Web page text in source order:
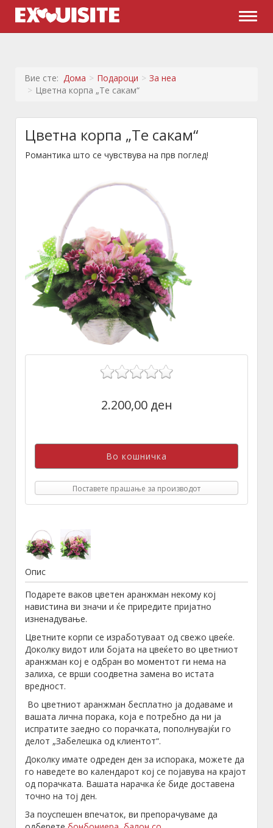
Вие сте: Дома Подароци
За неа
Цветна корпа „Те сакам“
Цветна корпа „Те сакам“
Романтика што се чувствува на прв поглед!
2.200,00 ден
Поставете прашање за производот
Опис
Подарете ваков цветен аранжман некому кој
навистина ви значи и ќе приредите пријатно
изненадување.
Цветните корпи се изработуваат од свежо цвеќе.
Доколку видот или бојата на цвеќето во цветниот
аранжман кој е одбран во моментот ги нема на
залиха, се врши соодветна замена во истата
вредност.
Во цветниот аранжман бесплатно ја додаваме и
вашата лична порака, која е потребно да ни ја
испратите заедно со порачката, пополнувајќи го
делот „Забелешка од клиентот“.
Доколку имате одреден ден за испорака, можете да
го наведете во календарот кој се појавува на крајот
од порачката. Вашата нарачка ќе биде доставена
точно на тој ден.
За поуспешен впечаток, ви препорачуваме да